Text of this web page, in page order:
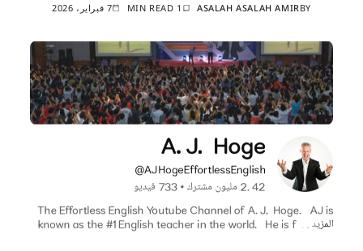
BY
ASALAH ASALAH AMIR
1 MIN READ 7 فبراير، 2026